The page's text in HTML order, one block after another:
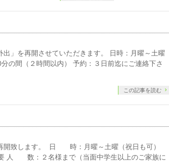
」を再開させていただきます。 日時：月曜～土曜
の間（２時間以内） 予約：３日前迄にご連絡下さ
この記事を読む
開致します。 日 時：月曜～土曜（祝日も可）
人 数：２名様まで（当面中学生以上のご家族に